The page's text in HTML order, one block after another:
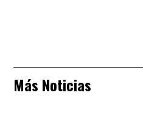
Más Noticias